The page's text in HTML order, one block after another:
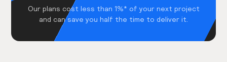
Our plans cost less than 1%* of your next project
and can save you half the time to deliver it.